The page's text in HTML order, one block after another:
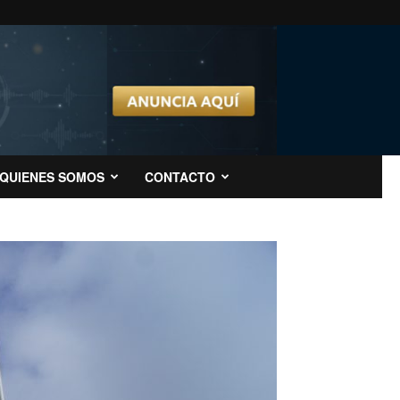
QUIENES SOMOS CONTACTO